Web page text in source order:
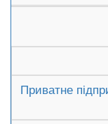
Приватне